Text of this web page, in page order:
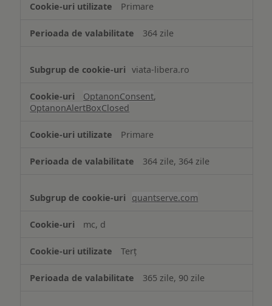
necesare
Primare
364 zile
viata-libera.ro
OptanonConsent,
OptanonAlertBoxClosed
Primare
364 zile, 364 zile
quantserve.com
mc, d
Terț
365 zile, 90 zile